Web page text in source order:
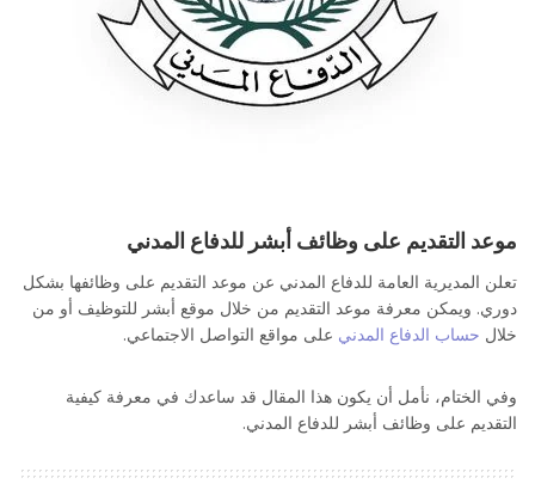
موعد التقديم على وظائف أبشر للدفاع المدني
تعلن المديرية العامة للدفاع المدني عن موعد التقديم على وظائفها بشكل
دوري. ويمكن معرفة موعد التقديم من خلال موقع أبشر للتوظيف أو من
خلال حساب الدفاع المدني على مواقع التواصل الاجتماعي.
وفي الختام، نأمل أن يكون هذا المقال قد ساعدك في معرفة كيفية
التقديم على وظائف أبشر للدفاع المدني.